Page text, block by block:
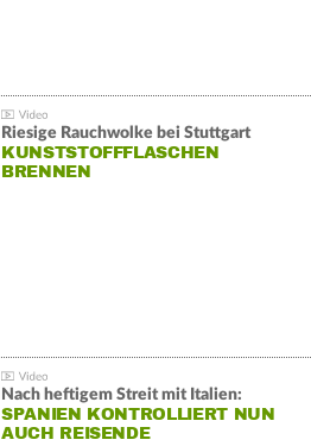
Riesige Rauchwolke bei Stuttgart
KUNSTSTOFFFLASCHEN
BRENNEN
Nach heftigem Streit mit Italien:
SPANIEN KONTROLLIERT NUN
AUCH REISENDE